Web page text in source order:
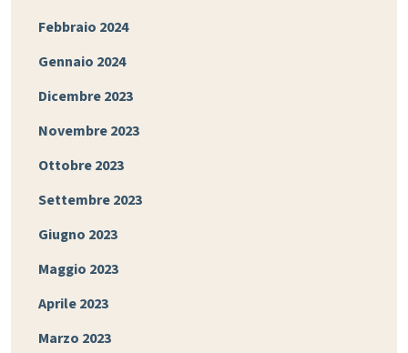
Febbraio 2024
Gennaio 2024
Dicembre 2023
Novembre 2023
Ottobre 2023
Settembre 2023
Giugno 2023
Maggio 2023
Aprile 2023
Marzo 2023